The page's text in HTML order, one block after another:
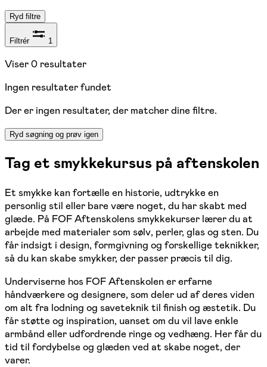
Ryd filtre
Filtrér 1
Viser0 resultater
Ingen resultater fundet
Der er ingen resultater, der matcher dine filtre.
Ryd søgning og prøv igen
Tag et smykkekursus på aftenskolen
Et smykke kan fortælle en historie, udtrykke en
personlig stil eller bare være noget, du har skabt med
glæde. På FOF Aftenskolens smykkekurser lærer du at
arbejde med materialer som sølv, perler, glas og sten. Du
får indsigt i design, formgivning og forskellige teknikker,
så du kan skabe smykker, der passer præcis til dig.
Underviserne hos FOF Aftenskolen er erfarne
håndværkere og designere, som deler ud af deres viden
om alt fra lodning og saveteknik til finish og æstetik. Du
får støtte og inspiration, uanset om du vil lave enkle
armbånd eller udfordrende ringe og vedhæng. Her får du
tid til fordybelse og glæden ved at skabe noget, der
varer.